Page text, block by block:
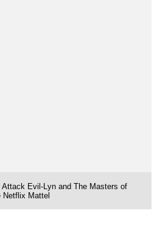
Attack Evil-Lyn and The Masters of
Netflix Mattel